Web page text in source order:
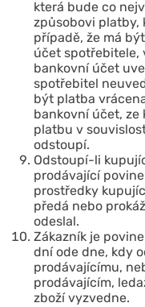
která bude co
způsobovi platby,
případě, že má
účet spotřebitele,
bankovní účet
spotřebitel
být platba
bankovní účet,
platbu v
odstoupí.
Odstoupí-li
prodávající
prostředky
předá nebo
odeslal.
Zákazník je
dní ode dne, kdy
prodávajícímu,
prodávajícím,
zboží vyzvedne.